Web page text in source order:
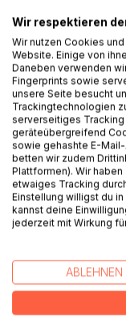
Eigentlich, so
brauchbarer
nämlich richtet er
dass Jules Eltern
Eines Morgens
wahrhaftig in einen
aus wie eine
sich auch so,
losgehen. Jule und
einem Schlamassel
Wir respektieren
Wir nutzen Cookies
Website. Einige von
Daneben verwenden
Fingerprints sowie
unsere Seite besucht
Trackingtechnologien
serverseitiges
geräteübergreifend
sowie gehashte E-
betten wir zudem
Plattformen). Wir
etwaiges Tracking
Einstellung willigst du
kannst deine
jederzeit mit Wirkung
ABLEHNEN